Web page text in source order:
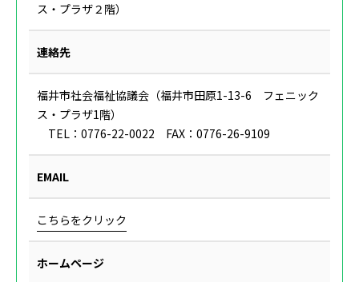
ス・プラザ２階）
連絡先
福井市社会福祉協議会（福井市田原1-13-6 フェニック
ス・プラザ1階）
TEL：0776-22-0022 FAX：0776-26-9109
EMAIL
こちらをクリック
ホームページ